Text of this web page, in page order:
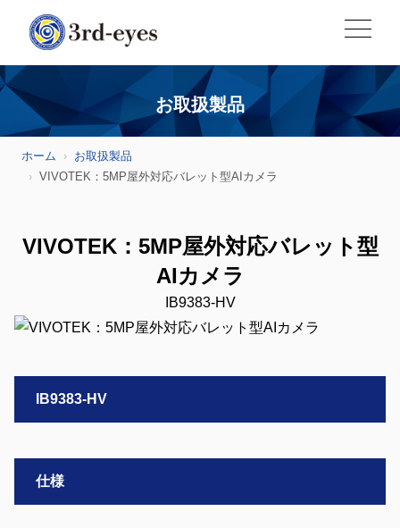
お取扱製品
ホーム
お取扱製品
VIVOTEK：5MP屋外対応バレット型AIカメラ
VIVOTEK：5MP屋外対応バレット型
AIカメラ
IB9383-HV
IB9383-HV
仕様